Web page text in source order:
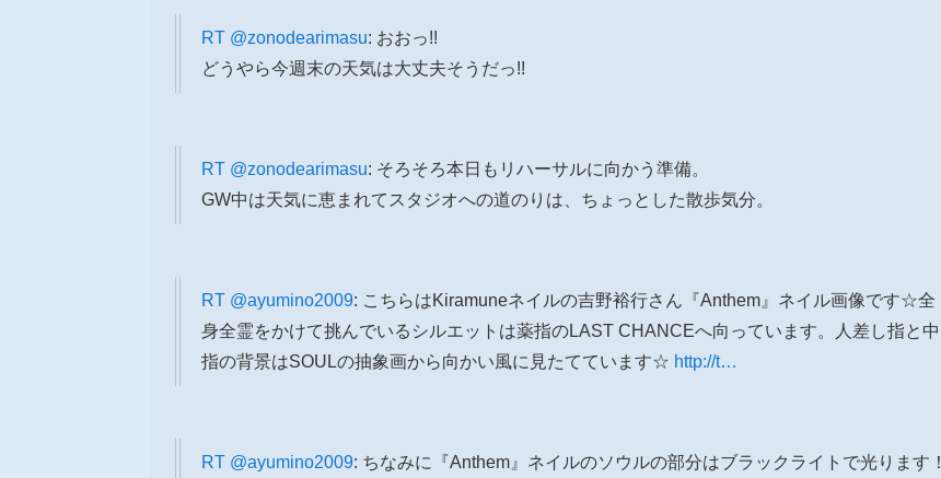
RT @zonodearimasu: おおっ!!
どうやら今週末の天気は大丈夫そうだっ!!
RT @zonodearimasu: そろそろ本日もリハーサルに向かう準備。
GW中は天気に恵まれてスタジオへの道のりは、ちょっとした散歩気分。
RT @ayumino2009: こちらはKiramuneネイルの吉野裕行さん『Anthem』ネイル画像です☆全
身全霊をかけて挑んでいるシルエットは薬指のLAST CHANCEへ向っています。人差し指と中
指の背景はSOULの抽象画から向かい風に見たてています☆ http://t…
RT @ayumino2009: ちなみに『Anthem』ネイルのソウルの部分はブラックライトで光ります！